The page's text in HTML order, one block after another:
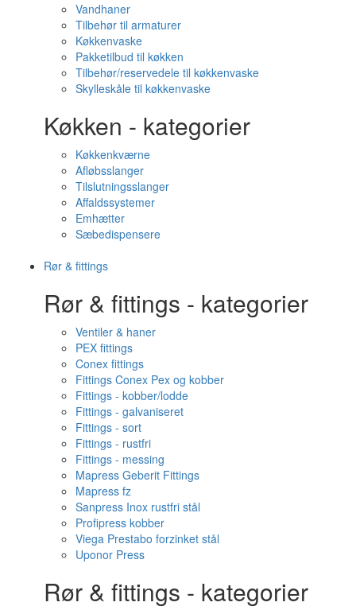
Vandhaner
Tilbehør til armaturer
Køkkenvaske
Pakketilbud til køkken
Tilbehør/reservedele til køkkenvaske
Skylleskåle til køkkenvaske
Køkken - kategorier
Køkkenkværne
Afløbsslanger
Tilslutningsslanger
Affaldssystemer
Emhætter
Sæbedispensere
Rør & fittings
Rør & fittings - kategorier
Ventiler & haner
PEX fittings
Conex fittings
Fittings Conex Pex og kobber
Fittings - kobber/lodde
Fittings - galvaniseret
Fittings - sort
Fittings - rustfri
Fittings - messing
Mapress Geberit Fittings
Mapress fz
Sanpress Inox rustfri stål
Profipress kobber
Viega Prestabo forzinket stål
Uponor Press
Rør & fittings - kategorier